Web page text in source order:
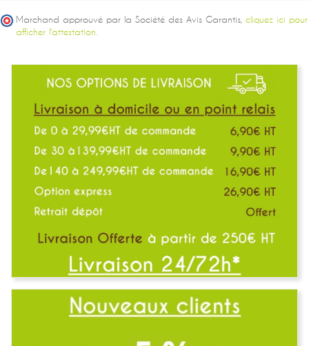
Marchand approuvé par la Société des Avis Garantis, cliquez ici pour
afficher l'attestation.